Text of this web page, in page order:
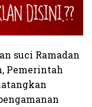
suci Ramadan
Pemerintah